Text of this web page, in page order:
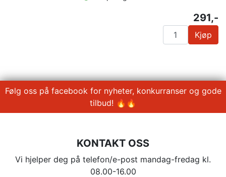
291,-
Kjøp
Følg oss på facebook for nyheter, konkurranser og gode
tilbud! 🔥🔥
KONTAKT OSS
Vi hjelper deg på telefon/e-post mandag-fredag kl.
08.00-16.00